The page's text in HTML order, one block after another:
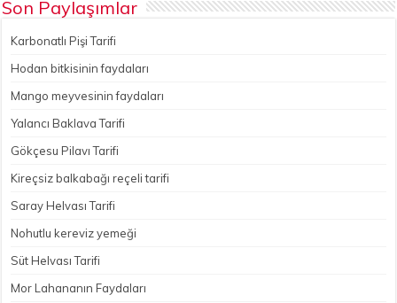
Son Paylaşımlar
Karbonatlı Pişi Tarifi
Hodan bitkisinin faydaları
Mango meyvesinin faydaları
Yalancı Baklava Tarifi
Gökçesu Pilavı Tarifi
Kireçsiz balkabağı reçeli tarifi
Saray Helvası Tarifi
Nohutlu kereviz yemeği
Süt Helvası Tarifi
Mor Lahananın Faydaları